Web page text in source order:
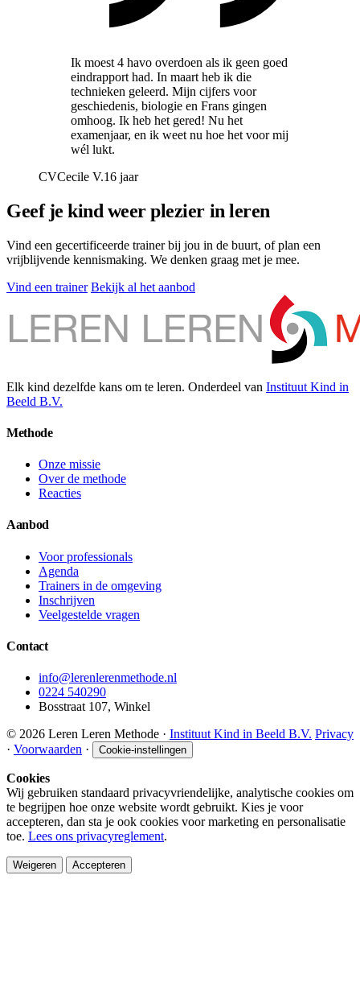
Ik moest 4 havo overdoen als ik geen goed
eindrapport had. In maart heb ik die
technieken geleerd. Mijn cijfers voor
geschiedenis, biologie en Frans gingen
omhoog. Ik heb het gered! Nu het
examenjaar, en ik weet nu hoe het voor mij
wél lukt.
CVCecile V.16 jaar
Geef je kind weer plezier in leren
Vind een gecertificeerde trainer bij jou in de buurt, of plan een
vrijblijvende kennismaking. We denken graag met je mee.
Vind een trainer Bekijk al het aanbod
Elk kind dezelfde kans om te leren. Onderdeel van Instituut Kind in
Beeld B.V.
Methode
Onze missie
Over de methode
Reacties
Aanbod
Voor professionals
Agenda
Trainers in de omgeving
Inschrijven
Veelgestelde vragen
Contact
info@lerenlerenmethode.nl
0224 540290
Bosstraat 107, Winkel
© 2026 Leren Leren Methode · Instituut Kind in Beeld B.V. Privacy
· Voorwaarden · Cookie-instellingen
Cookies
Wij gebruiken standaard privacyvriendelijke, analytische cookies om
te begrijpen hoe onze website wordt gebruikt. Kies je voor
accepteren, dan sta je ook cookies voor marketing en personalisatie
toe. Lees ons privacyreglement.
Weigeren Accepteren